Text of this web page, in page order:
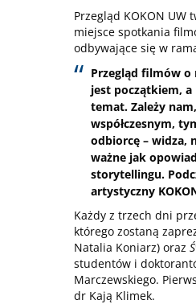
Przegląd KOKON
miejsce spotkania
odbywające się w
Przegląd filmów o
jest początkiem,
temat. Zależy
współczesnym,
odbiorcę – widza,
ważne jak
storytellingu.
artystyczny
Każdy z trzech dni
którego zostaną
Natalia Koniarz) oraz
studentów i
Marczewskiego.
dr Kają Klimek.